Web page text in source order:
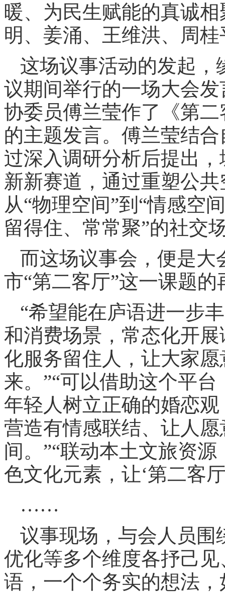
暖、为民生赋能的真诚
明、姜涌、王维洪、周
这场议事活动的发起，
议期间举行的一场大会
协委员傅兰莹作了《第
的主题发言。傅兰莹结
过深入调研分析后提出
新新赛道，通过重塑公
从“物理空间”到“情感空
留得住、常常聚”的社交
而这场议事会，便是大
市“第二客厅”这一课题
“希望能在庐语进一步
和消费场景，常态化开
化服务留住人，让大家
来。”“可以借助这个平
年轻人树立正确的婚恋
营造有情感联结、让人
间。”“联动本土文旅资
色文化元素，让‘第二客
……
议事现场，与会人员围
优化等多个维度各抒己
语，一个个务实的想法